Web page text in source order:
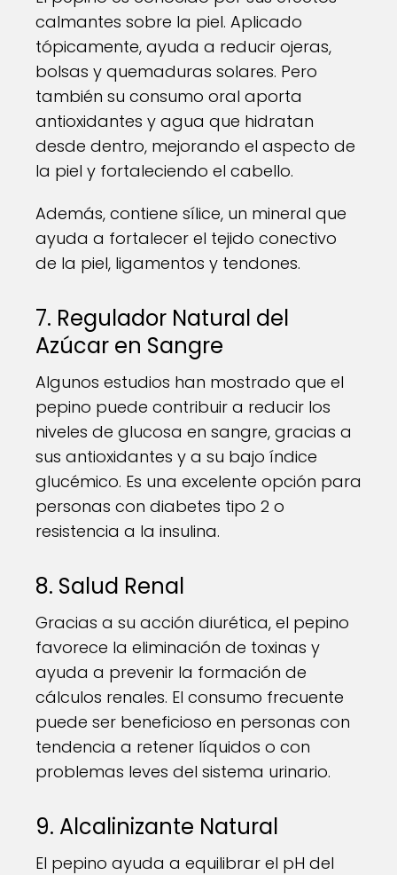
calmantes sobre la piel. Aplicado
tópicamente, ayuda a reducir ojeras,
bolsas y quemaduras solares. Pero
también su consumo oral aporta
antioxidantes y agua que hidratan
desde dentro, mejorando el aspecto de
la piel y fortaleciendo el cabello.
Además, contiene sílice, un mineral que
ayuda a fortalecer el tejido conectivo
de la piel, ligamentos y tendones.
7. Regulador Natural del
Azúcar en Sangre
Algunos estudios han mostrado que el
pepino puede contribuir a reducir los
niveles de glucosa en sangre, gracias a
sus antioxidantes y a su bajo índice
glucémico. Es una excelente opción para
personas con diabetes tipo 2 o
resistencia a la insulina.
8. Salud Renal
Gracias a su acción diurética, el pepino
favorece la eliminación de toxinas y
ayuda a prevenir la formación de
cálculos renales. El consumo frecuente
puede ser beneficioso en personas con
tendencia a retener líquidos o con
problemas leves del sistema urinario.
9. Alcalinizante Natural
El pepino ayuda a equilibrar el pH del